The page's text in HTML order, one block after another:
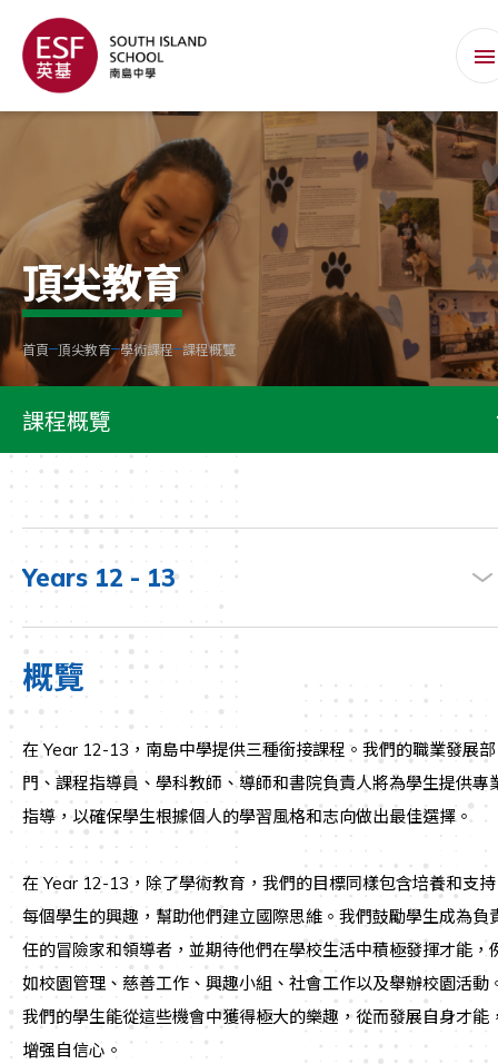
頂尖教育
首頁 頂尖教育 學術課程 課程概覽
課程概覽
Years 12 - 13
概覽
在 Year 12-13，南島中學提供三種銜接課程。我們的職業發展部
門、課程指導員、學科教師、導師和書院負責人將為學生提供專
指導，以確保學生根據個人的學習風格和志向做出最佳選擇。
在 Year 12-13，除了學術教育，我們的目標同樣包含培養和支持
每個學生的興趣，幫助他們建立國際思維。我們鼓勵學生成為負
任的冒險家和領導者，並期待他們在學校生活中積極發揮才能，
如校園管理、慈善工作、興趣小組、社會工作以及舉辦校園活動
我們的學生能從這些機會中獲得極大的樂趣，從而發展自身才能
增强自信心。